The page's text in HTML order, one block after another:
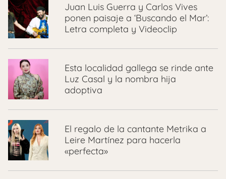
Juan Luis Guerra y Carlos Vives
ponen paisaje a ‘Buscando el Mar’:
Letra completa y Videoclip
Esta localidad gallega se rinde ante
Luz Casal y la nombra hija
adoptiva
El regalo de la cantante Metrika a
Leire Martínez para hacerla
«perfecta»